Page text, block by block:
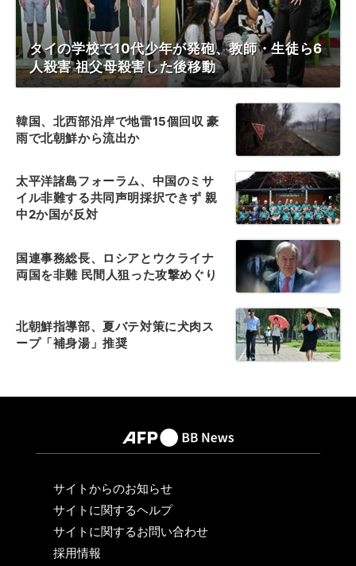
タイの学校で10代少年が発砲、教師・生徒ら6
人殺害 祖父母殺害した後移動
韓国、北西部沿岸で地雷15個回収 豪
雨で北朝鮮から流出か
太平洋諸島フォーラム、中国のミサ
イル非難する共同声明採択できず 親
中2か国が反対
国連事務総長、ロシアとウクライナ
両国を非難 民間人狙った攻撃めぐり
北朝鮮指導部、夏バテ対策に犬肉ス
ープ「補身湯」推奨
サイトからのお知らせ
サイトに関するヘルプ
サイトに関するお問い合わせ
採用情報